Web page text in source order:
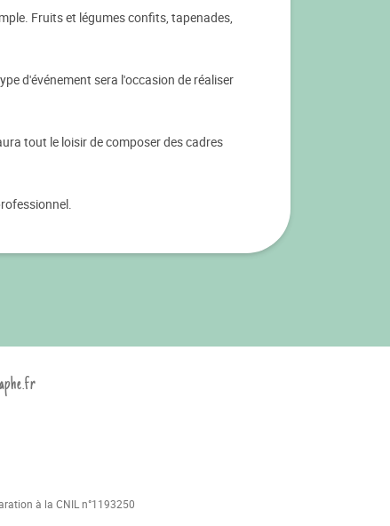
Fruits et légumes confits, tapenades,
d'événement sera l'occasion de réaliser
tout le loisir de composer des cadres
à la CNIL n°1193250